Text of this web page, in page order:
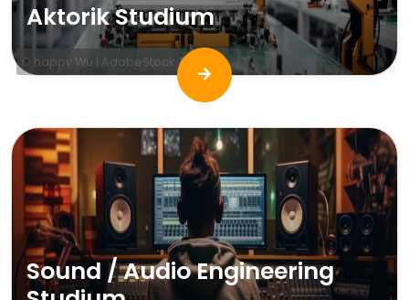
© happy Wu | AdobeStock
Aktorik Studium
Sound / Audio Engineering